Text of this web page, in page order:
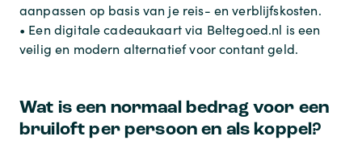
aanpassen op basis van je reis- en verblijfskosten.
• Een digitale cadeaukaart via Beltegoed.nl is een
veilig en modern alternatief voor contant geld.
Wat is een normaal bedrag voor een
bruiloft per persoon en als koppel?